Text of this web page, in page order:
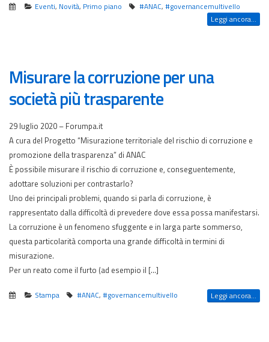
Eventi, Novità, Primo piano #ANAC,#governancemultivello
Leggi ancora...
Misurare la corruzione per una
società più trasparente
29 luglio 2020 – Forumpa.it
A cura del Progetto “Misurazione territoriale del rischio di corruzione e
promozione della trasparenza” di ANAC
È possibile misurare il rischio di corruzione e, conseguentemente,
adottare soluzioni per contrastarlo?
Uno dei principali problemi, quando si parla di corruzione, è
rappresentato dalla difficoltà di prevedere dove essa possa manifestarsi.
La corruzione è un fenomeno sfuggente e in larga parte sommerso,
questa particolarità comporta una grande difficoltà in termini di
misurazione.
Per un reato come il furto (ad esempio il […]
Stampa #ANAC,#governancemultivello Leggi ancora...